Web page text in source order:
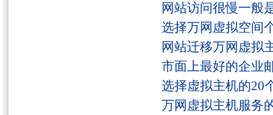
网站访问很慢一般
选择万网虚拟空间
网站迁移万网虚拟
市面上最好的企业
选择虚拟主机的20
万网虚拟主机服务